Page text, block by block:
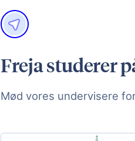
Freja studerer
Mød vores undervisere